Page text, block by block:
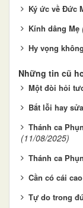
Ký ức về Đức
Kính dâng Mẹ
Hy vọng
Những tin cũ
Một đòi hỏi
Bắt lỗi hay
Thánh ca
(11/08/2025)
Thánh ca
Cần có cái
Tự do trong